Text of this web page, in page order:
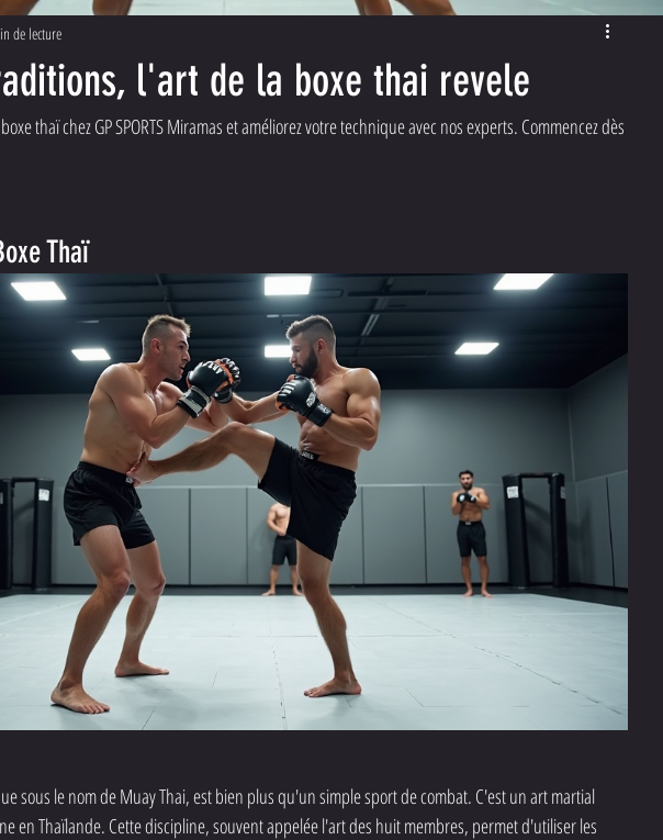
l'art de la boxe thai revele
de lecture
thaï chez GP SPORTS Miramas et améliorez votre technique avec nos experts. Commencez dès
Thaï
sous le nom de Muay Thai, est bien plus qu'un simple sport de combat. C'est un art martial
en Thaïlande. Cette discipline, souvent appelée l'art des huit membres, permet d'utiliser les